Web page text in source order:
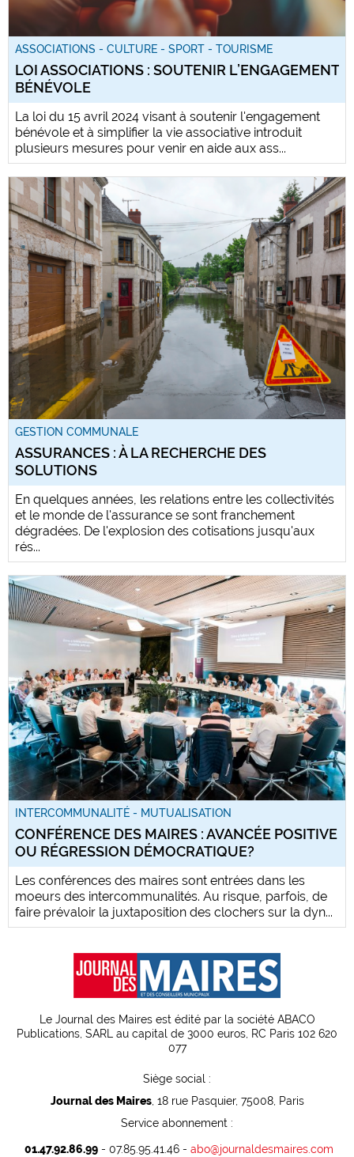
ASSOCIATIONS - CULTURE - SPORT - TOURISME
LOI ASSOCIATIONS : SOUTENIR L’ENGAGEMENT
BÉNÉVOLE
La loi du 15 avril 2024 visant à soutenir l'engagement
bénévole et à simplifier la vie associative introduit
plusieurs mesures pour venir en aide aux ass...
GESTION COMMUNALE
ASSURANCES : À LA RECHERCHE DES
SOLUTIONS
En quelques années, les relations entre les collectivités
et le monde de l'assurance se sont franchement
dégradées. De l'explosion des cotisations jusqu'aux
rés...
INTERCOMMUNALITÉ - MUTUALISATION
CONFÉRENCE DES MAIRES : AVANCÉE POSITIVE
OU RÉGRESSION DÉMOCRATIQUE?
Les conférences des maires sont entrées dans les
moeurs des intercommunalités. Au risque, parfois, de
faire prévaloir la juxtaposition des clochers sur la dyn...
Le Journal des Maires est édité par la société ABACO
Publications, SARL au capital de 3000 euros, RC Paris 102 620
077
Siège social :
Journal des Maires, 18 rue Pasquier, 75008, Paris
Service abonnement :
01.47.92.86.99- 07.85.95.41.46 - abo@journaldesmaires.com